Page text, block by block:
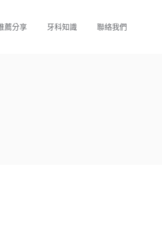
薦分享 牙科知識 聯絡我們